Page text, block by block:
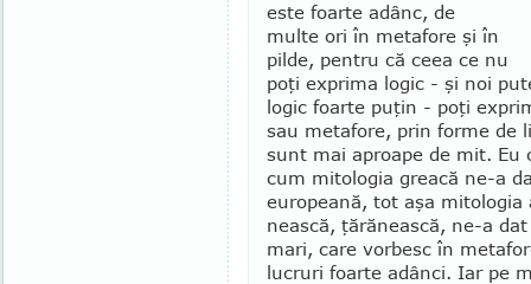
este foarte adânc, de
multe ori în me­tafore şi în
pilde, pen­tru că ceea ce nu
poţi exprima logic - şi noi
logic foarte puţin - poţi
sau me­tafore, prin forme de
sunt mai aproape de mit. Eu
cum mito­logia greacă ne-a
europeană, tot aşa
nească, ţără­nească, ne-a
mari, care vor­besc în
lucruri foar­te adânci. Iar pe